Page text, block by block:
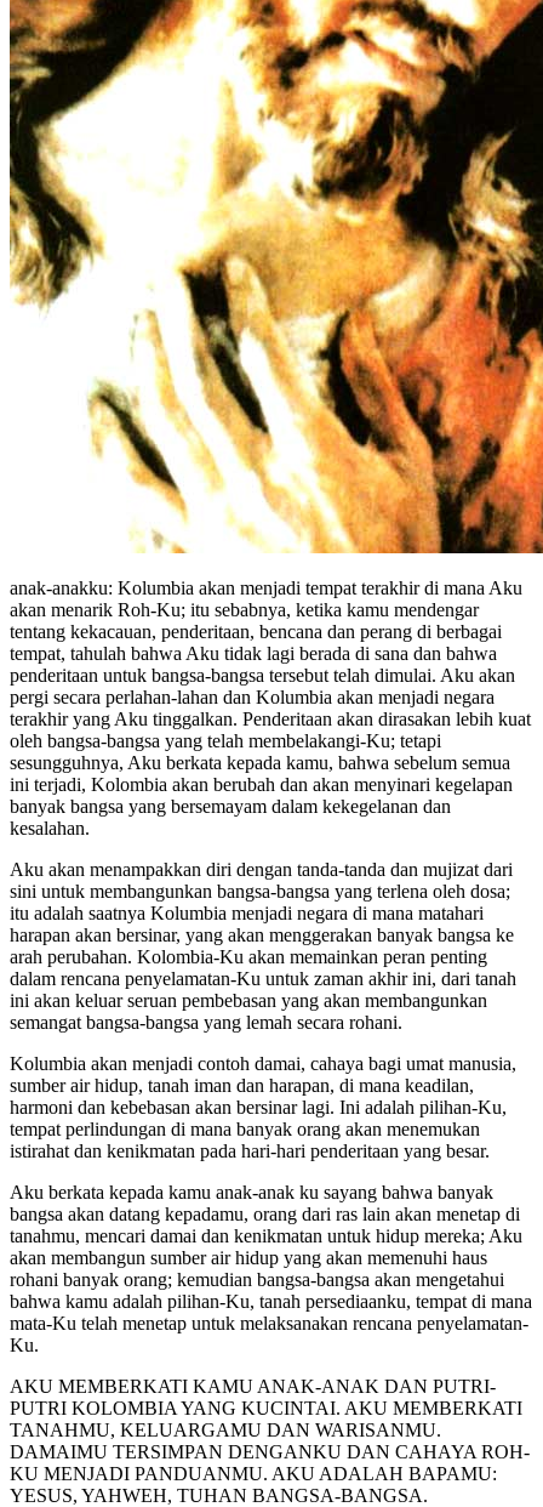
anak-anakku: Kolumbia akan menjadi tempat terakhir di mana Aku
akan menarik Roh-Ku; itu sebabnya, ketika kamu mendengar
tentang kekacauan, penderitaan, bencana dan perang di berbagai
tempat, tahulah bahwa Aku tidak lagi berada di sana dan bahwa
penderitaan untuk bangsa-bangsa tersebut telah dimulai. Aku akan
pergi secara perlahan-lahan dan Kolumbia akan menjadi negara
terakhir yang Aku tinggalkan. Penderitaan akan dirasakan lebih kuat
oleh bangsa-bangsa yang telah membelakangi-Ku; tetapi
sesungguhnya, Aku berkata kepada kamu, bahwa sebelum semua
ini terjadi, Kolombia akan berubah dan akan menyinari kegelapan
banyak bangsa yang bersemayam dalam kekegelanan dan
kesalahan.
Aku akan menampakkan diri dengan tanda-tanda dan mujizat dari
sini untuk membangunkan bangsa-bangsa yang terlena oleh dosa;
itu adalah saatnya Kolumbia menjadi negara di mana matahari
harapan akan bersinar, yang akan menggerakan banyak bangsa ke
arah perubahan. Kolombia-Ku akan memainkan peran penting
dalam rencana penyelamatan-Ku untuk zaman akhir ini, dari tanah
ini akan keluar seruan pembebasan yang akan membangunkan
semangat bangsa-bangsa yang lemah secara rohani.
Kolumbia akan menjadi contoh damai, cahaya bagi umat manusia,
sumber air hidup, tanah iman dan harapan, di mana keadilan,
harmoni dan kebebasan akan bersinar lagi. Ini adalah pilihan-Ku,
tempat perlindungan di mana banyak orang akan menemukan
istirahat dan kenikmatan pada hari-hari penderitaan yang besar.
Aku berkata kepada kamu anak-anak ku sayang bahwa banyak
bangsa akan datang kepadamu, orang dari ras lain akan menetap di
tanahmu, mencari damai dan kenikmatan untuk hidup mereka; Aku
akan membangun sumber air hidup yang akan memenuhi haus
rohani banyak orang; kemudian bangsa-bangsa akan mengetahui
bahwa kamu adalah pilihan-Ku, tanah persediaanku, tempat di mana
mata-Ku telah menetap untuk melaksanakan rencana penyelamatan-
Ku.
AKU MEMBERKATI KAMU ANAK-ANAK DAN PUTRI-
PUTRI KOLOMBIA YANG KUCINTAI. AKU MEMBERKATI
TANAHMU, KELUARGAMU DAN WARISANMU.
DAMAIMU TERSIMPAN DENGANKU DAN CAHAYA ROH-
KU MENJADI PANDUANMU. AKU ADALAH BAPAMU:
YESUS, YAHWEH, TUHAN BANGSA-BANGSA.